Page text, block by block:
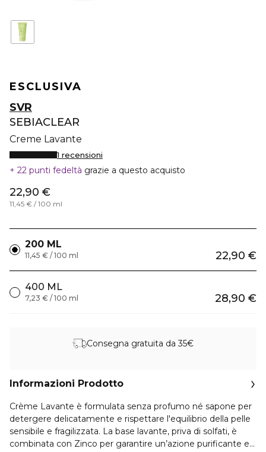
ESCLUSIVA
SVR
SEBIACLEAR
Creme Lavante
1 recensioni
22 punti fedeltà grazie a questo acquisto
22,90 €
11,45 € / 100 ml
200 ML
22,90 €
11,45 € / 100 ml
400 ML
28,90 €
7,23 € / 100 ml
Consegna gratuita da 35€
Informazioni Prodotto
Crème Lavante è formulata senza profumo né sapone per
detergere delicatamente e rispettare l'equilibrio della pelle
sensibile e fragilizzata. La base lavante, priva di solfati, è
combinata con Zinco per garantire un’azione purificante e